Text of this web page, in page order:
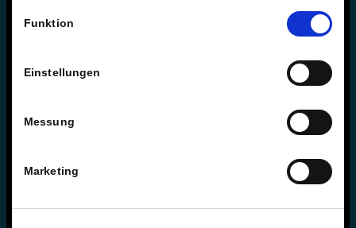
Technologien.
Funktion
Einstellungen
Messung
Marketing
Björn Gemmer & Dirk Konnertz
schule@steinmuehle.de
Sie haben Fragen zum Internat?
Telefon: 06421 408-0